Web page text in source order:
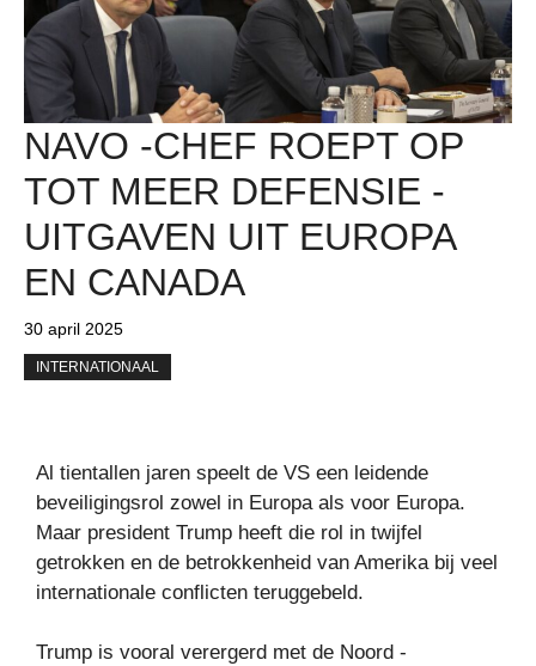
NAVO -CHEF ROEPT OP
TOT MEER DEFENSIE -
UITGAVEN UIT EUROPA
EN CANADA
30 april 2025
INTERNATIONAAL
Al tientallen jaren speelt de VS een leidende
beveiligingsrol zowel in Europa als voor Europa.
Maar president Trump heeft die rol in twijfel
getrokken en de betrokkenheid van Amerika bij veel
internationale conflicten teruggebeld.
Trump is vooral verergerd met de Noord -